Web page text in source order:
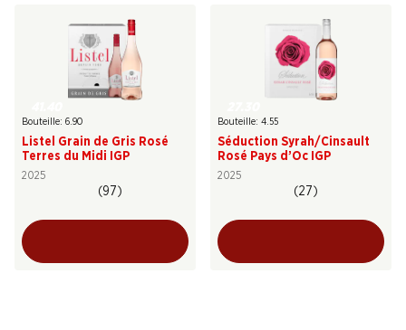
Bouteille: 6.90
Listel Grain de Gris Rosé
Terres du Midi IGP
2025
(97)
Bouteille: 4.55
Séduction Syrah/Cinsault
Rosé Pays d’Oc IGP
2025
(27)